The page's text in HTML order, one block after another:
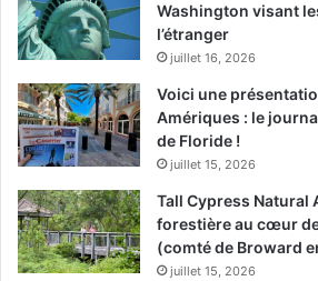
Bernard Thomasson
Dennis Lehane
Floride français
jean-paul dubois Jeff
Washington visant
l’étranger
juillet 16, 2026
Voici une
Amériques : le
de Floride !
juillet 15, 2026
Tall Cypress Natural
forestière au cœur
(comté de Broward
juillet 15, 2026